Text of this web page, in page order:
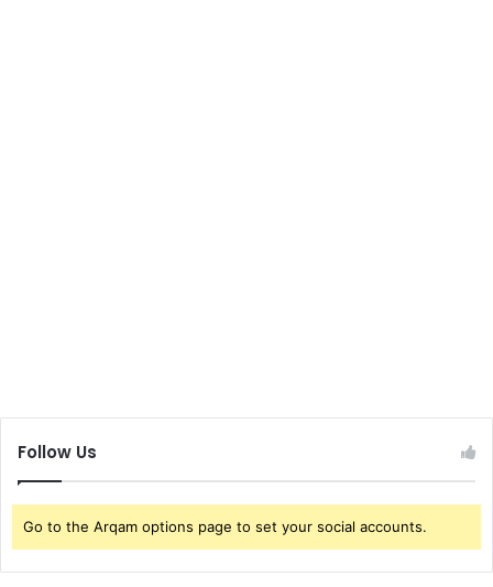
Follow Us
Go to the Arqam options page to set your social accounts.